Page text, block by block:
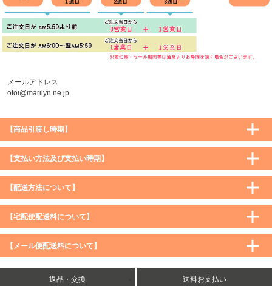
メールアドレス
otoi@marilyn.ne.jp
【商品引渡し時期】
【支払い方法及び支払い時期】
【配送方法について】
【宅配便配送料について】
購入価格 ／ 地域 通常 沖縄・離島など一部地域
5,900円（税込）未満
590円（税込）
【メール便配送料について】
返品・交換 送料お支払い